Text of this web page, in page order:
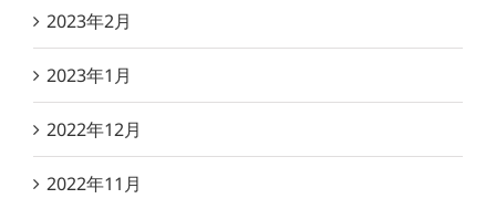
2023年2月
2023年1月
2022年12月
2022年11月